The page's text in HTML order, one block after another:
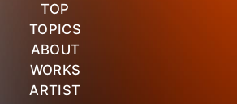
TOP
TOPICS
ABOUT
WORKS
ARTIST